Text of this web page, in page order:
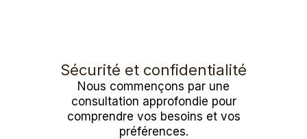
Sécurité et confidentialité
Nous commençons par une
consultation approfondie pour
comprendre vos besoins et vos
préférences.